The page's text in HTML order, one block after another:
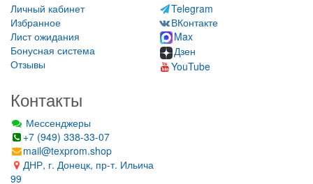
Личный кабинет
Избранное
Лист ожидания
Бонусная система
Отзывы
Telegram
ВКонтакте
Max
Дзен
YouTube
Контакты
Мессенджеры
+7 (949) 338-33-07
mail@texprom.shop
ДНР, г. Донецк, пр-т. Ильича
99